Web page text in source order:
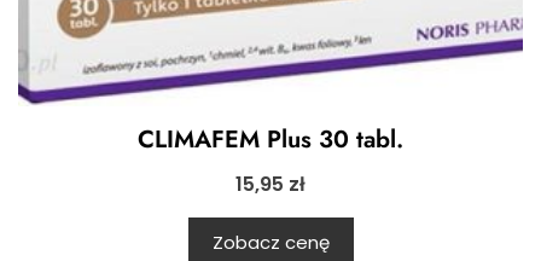
CLIMAFEM Plus 30 tabl.
15,95 zł
Zobacz cenę